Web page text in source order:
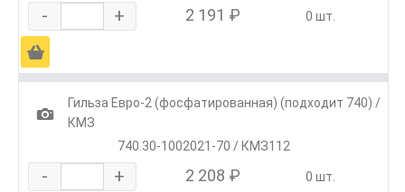
- + 2 191 ₽ 0 шт.
Ä
1
Гильза Евро-2 (фосфатированная) (подходит 740) /
КМЗ
740.30-1002021-70 / КМЗ112
- + 2 208 ₽ 0 шт.